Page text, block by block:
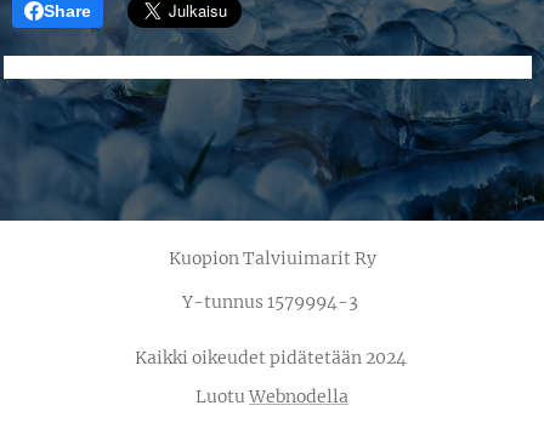
Share
Kuopion Talviuimarit Ry
Y-tunnus 1579994-3
Kaikki oikeudet pidätetään 2024
LuotuWebnodella